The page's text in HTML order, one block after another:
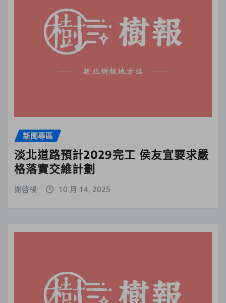
新聞專區
淡北道路預計2029完工 侯友宜要求嚴
格落實交維計劃
謝啓楊 10 月 14, 2025